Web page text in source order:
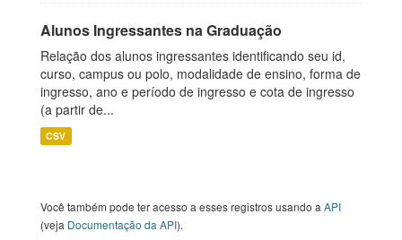
Alunos Ingressantes na Graduação
Relação dos alunos ingressantes identificando seu id,
curso, campus ou polo, modalidade de ensino, forma de
ingresso, ano e período de ingresso e cota de ingresso
(a partir de...
CSV
Você também pode ter acesso a esses registros usando a API
(veja Documentação da API).